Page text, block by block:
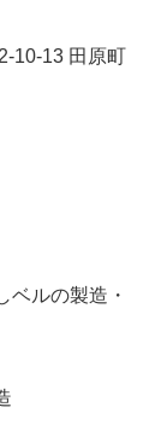
10-13 田原町
ベルの製造・